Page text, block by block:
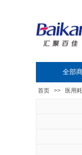
全部
首页 >> 医用